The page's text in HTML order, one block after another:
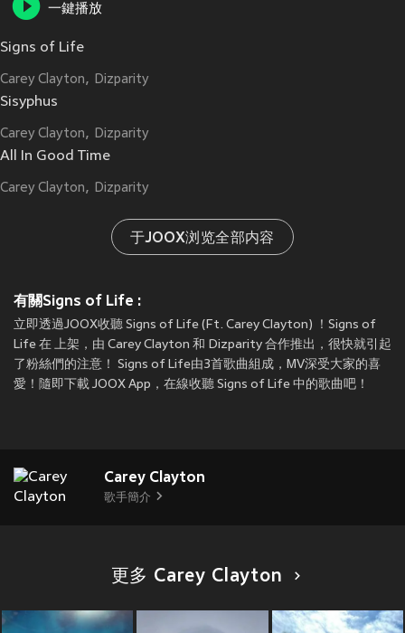
一鍵播放
Signs of Life
Carey Clayton Dizparity
Sisyphus
Carey Clayton Dizparity
All In Good Time
Carey Clayton Dizparity
于JOOX浏览全部内容
有關Signs of Life :
立即透過JOOX收聽 Signs of Life (Ft. Carey Clayton) ！Signs of
Life 在 上架，由 Carey Clayton 和 Dizparity 合作推出，很快就引起
了粉絲們的注意！ Signs of Life由3首歌曲組成，MV深受大家的喜
愛！隨即下載 JOOX App，在線收聽 Signs of Life 中的歌曲吧！
Carey Clayton
歌手簡介
更多 Carey Clayton